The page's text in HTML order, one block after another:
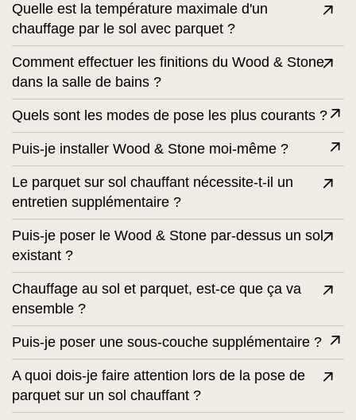
Quelle est la température maximale d'un
chauffage par le sol avec parquet ?
Comment effectuer les finitions du Wood & Stone
dans la salle de bains ?
Quels sont les modes de pose les plus courants ?
Puis-je installer Wood & Stone moi-même ?
Le parquet sur sol chauffant nécessite-t-il un
entretien supplémentaire ?
Puis-je poser le Wood & Stone par-dessus un sol
existant ?
Chauffage au sol et parquet, est-ce que ça va
ensemble ?
Puis-je poser une sous-couche supplémentaire ?
A quoi dois-je faire attention lors de la pose de
parquet sur un sol chauffant ?